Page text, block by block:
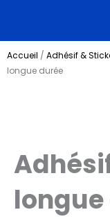
Accueil / Adhésif &
longue durée